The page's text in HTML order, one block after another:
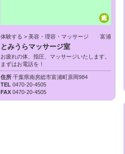
癒
体験する > 美容・理容・マッサージ 富浦
とみうらマッサージ室
お疲れの体、指圧、マッサージいたします。
まずはお電話を！
住所 千葉県南房総市富浦町原岡984
TEL 0470-20-4505
FAX 0470-20-4505